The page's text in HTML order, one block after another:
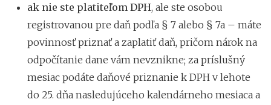
ak nie ste platiteľom DPH, ale ste osobou
registrovanou pre daň podľa § 7 alebo § 7a – máte
povinnosť priznať a zaplatiť daň, pričom nárok na
odpočítanie dane vám nevznikne; za príslušný
mesiac podáte daňové priznanie k DPH v lehote
do 25. dňa nasledujúceho kalendárneho mesiaca a